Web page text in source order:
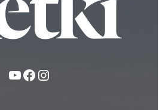
YouTube
FacebookInstagram